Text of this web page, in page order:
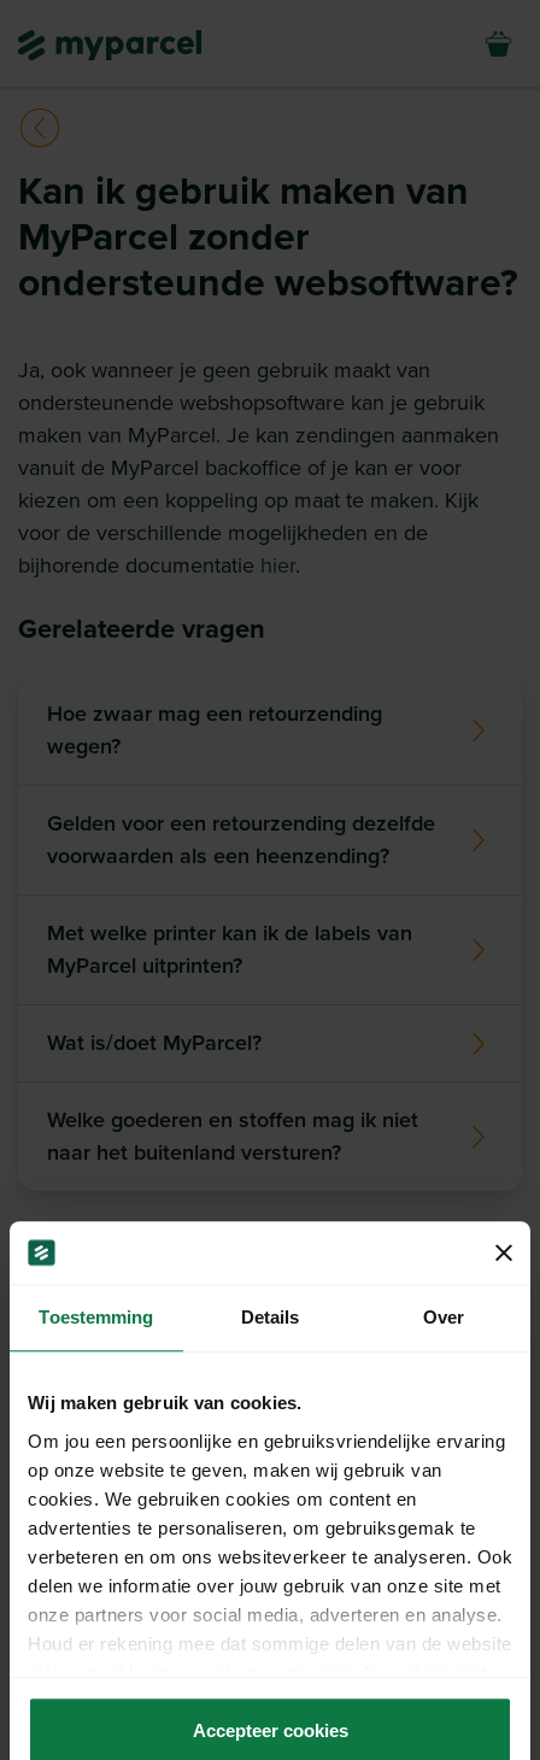
Toestemming Details Over
Wij maken gebruik van cookies.
Om jou een persoonlijke en gebruiksvriendelijke ervaring
op onze website te geven, maken wij gebruik van
cookies. We gebruiken cookies om content en
advertenties te personaliseren, om gebruiksgemak te
verbeteren en om ons websiteverkeer te analyseren. Ook
delen we informatie over jouw gebruik van onze site met
onze partners voor social media, adverteren en analyse.
Houd er rekening mee dat sommige delen van de website
accepteert.
Accepteer cookies
Kan ik gebruik maken van
MyParcel zonder
ondersteunde websoftware?
Ja, ook wanneer je geen gebruik maakt van
ondersteunende webshopsoftware kan je gebruik
maken van MyParcel. Je kan zendingen aanmaken
vanuit de MyParcel backoffice of je kan er voor
kiezen om een koppeling op maat te maken. Kijk
voor de verschillende mogelijkheden en de
bijhorende documentatie hier.
Gerelateerde vragen
Hoe zwaar mag een retourzending
wegen?
Gelden voor een retourzending dezelfde
voorwaarden als een heenzending?
Met welke printer kan ik de labels van
MyParcel uitprinten?
Wat is/doet MyParcel?
Welke goederen en stoffen mag ik niet
naar het buitenland versturen?
Ons support team staat
voor je klaar!
Chat
Mail
WhatsApp